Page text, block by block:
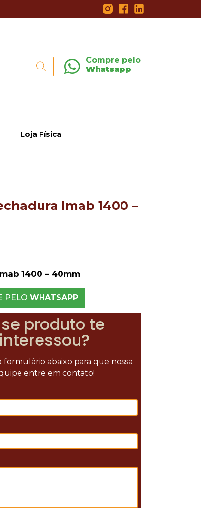
Compre pelo
Whatsapp
Loja Física
Imab 1400 –
1400 – 40mm
PELO WHATSAPP
produto te
interessou?
formulário abaixo para que nossa
entre em contato!